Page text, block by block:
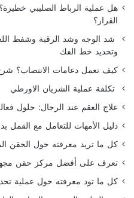
هل عملية الرباط الصليبي
القرار؟
شد الوجه وشد الرقبة وشفط
وتحديد خط الفك
كيف تعمل دعامات الانتصاب؟
تكلفة عملية الشريان الاورطي
علاج العقم عند الرجال: حلول
دليل الأمهات للتعامل مع القمل
كل ما تريد معرفته حول الحقن
تعرف على أفضل مركز حقن
كل ما تود معرفته حول عملية